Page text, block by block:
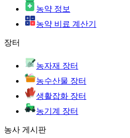
농약 정보
농약 비료 계산기
장터
농자재 장터
농수산물 장터
생활잡화 장터
농기계 장터
농사 게시판